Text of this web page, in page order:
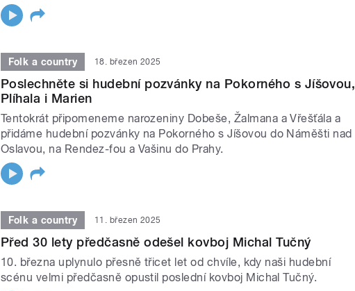
Folk a country 18. březen 2025
Poslechněte si hudební pozvánky na Pokorného s Jíšovou,
Plíhala i Marien
Tentokrát připomeneme narozeniny Dobeše, Žalmana a Vřešťála a
přidáme hudební pozvánky na Pokorného s Jíšovou do Náměšti nad
Oslavou, na Rendez-fou a Vašinu do Prahy.
Folk a country 11. březen 2025
Před 30 lety předčasně odešel kovboj Michal Tučný
10. března uplynulo přesně třicet let od chvíle, kdy naši hudební
scénu velmi předčasně opustil poslední kovboj Michal Tučný.